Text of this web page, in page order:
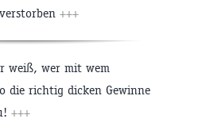
+++
weiß, wer mit wem
die richtig dicken Gewinne
+++